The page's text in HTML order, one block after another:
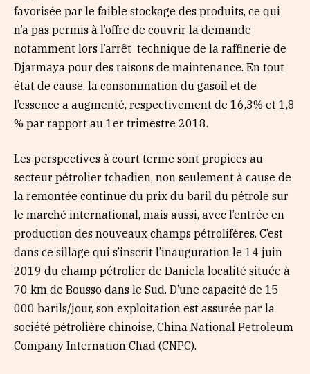
favorisée par le faible stockage des produits, ce qui
n’a pas permis à l’offre de couvrir la demande
notamment lors l’arrêt technique de la raffinerie de
Djarmaya pour des raisons de maintenance. En tout
état de cause, la consommation du gasoil et de
l’essence a augmenté, respectivement de 16,3% et 1,8
% par rapport au 1er trimestre 2018.
Les perspectives à court terme sont propices au
secteur pétrolier tchadien, non seulement à cause de
la remontée continue du prix du baril du pétrole sur
le marché international, mais aussi, avec l’entrée en
production des nouveaux champs pétrolifères. C’est
dans ce sillage qui s’inscrit l’inauguration le 14 juin
2019 du champ pétrolier de Daniela localité située à
70 km de Bousso dans le Sud. D’une capacité de 15
000 barils/jour, son exploitation est assurée par la
société pétrolière chinoise, China National Petroleum
Company Internation Chad (CNPC).